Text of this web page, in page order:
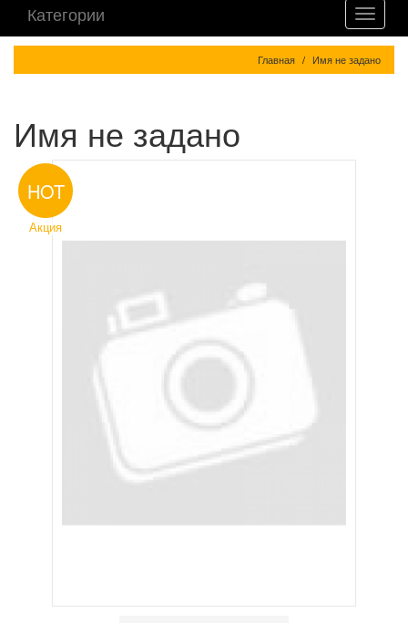
Категории
Главная Имя не задано
Имя не задано
HOT
Акция